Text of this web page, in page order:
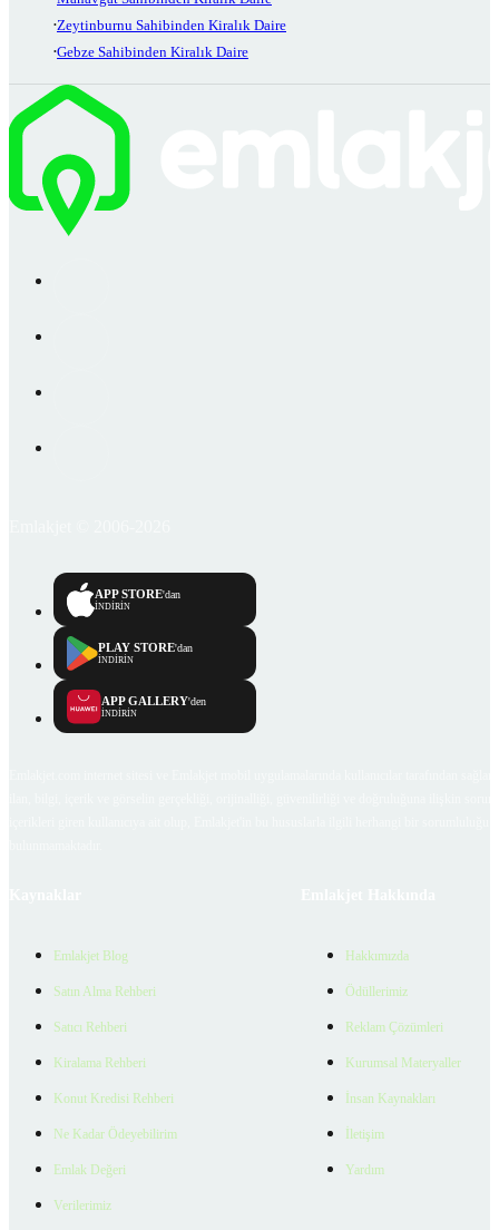
Zeytinburnu Sahibinden Kiralık Daire
Gebze Sahibinden Kiralık Daire
APP STORE'dan
İNDİRİN
PLAY STORE'dan
İNDİRİN
APP GALLERY'den
İNDİRİN
Emlakjet Blog
Satın Alma Rehberi
Satıcı Rehberi
Kiralama Rehberi
Konut Kredisi Rehberi
Ne Kadar Ödeyebilirim
Emlak Değeri
Verilerimiz
Hakkımızda
Ödüllerimiz
Reklam Çözümleri
Kurumsal Materyaller
İnsan Kaynakları
İletişim
Yardım